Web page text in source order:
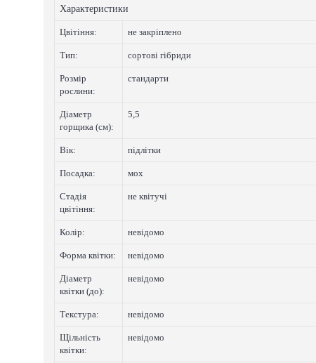
Характеристики
Цвiтiння: не закріплено
Тип: сортові гібриди
Розмір
рослини:
стандарти
Діаметр
горщика (см):
5,5
Вік: підлітки
Посадка: мох
Стадія
цвітіння:
не квітучі
Колip: невідомо
Форма квітки: невідомо
Діаметр
квітки (до):
невідомо
Текстура: невідомо
Щільність
квітки:
невідомо